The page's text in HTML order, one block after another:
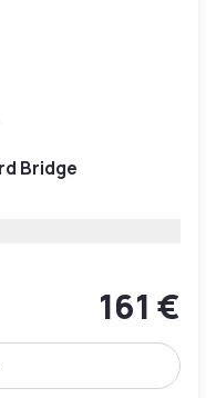
Bridge
161 €